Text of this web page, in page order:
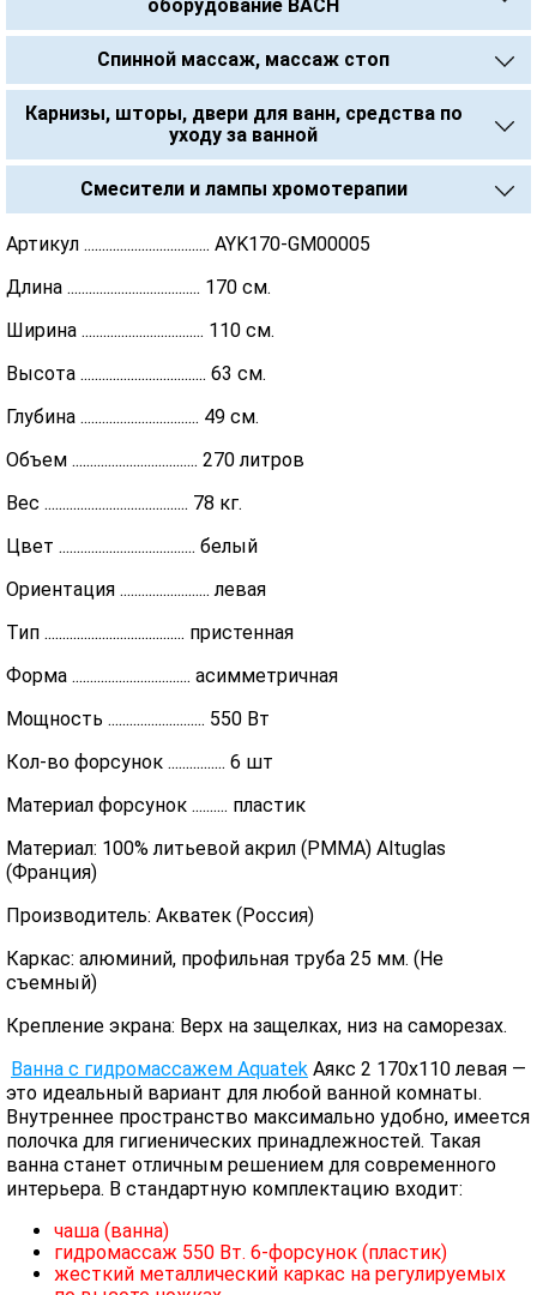
оборудование BACH
Спинной массаж, массаж стоп
Карнизы, шторы, двери для ванн, средства по
уходу за ванной
Смесители и лампы хромотерапии
Артикул ................................... AYK170-GM00005
Длина ..................................... 170 см.
Ширина .................................. 110 см.
Высота ................................... 63 см.
Глубина ................................. 49 см.
Объем ................................... 270 литров
Вес ........................................ 78 кг.
Цвет ...................................... белый
Ориентация ......................... левая
Тип ....................................... пристенная
Форма ................................. асимметричная
Мощность ........................... 550 Вт
Кол-во форсунок ................ 6 шт
Материал форсунок .......... пластик
Материал: 100% литьевой акрил (PMMA) Altuglas
(Франция)
Производитель: Акватек (Россия)
Каркас: алюминий, профильная труба 25 мм. (Не
съемный)
Крепление экрана: Верх на защелках, низ на саморезах.
Ванна с гидромассажем Aquatek Аякс 2 170х110 левая —
это идеальный вариант для любой ванной комнаты.
Внутреннее пространство максимально удобно, имеется
полочка для гигиенических принадлежностей. Такая
ванна станет отличным решением для современного
интерьера. В стандартную комплектацию входит:
чаша (ванна)
гидромассаж 550 Вт. 6-форсунок (пластик)
жесткий металлический каркас на регулируемых